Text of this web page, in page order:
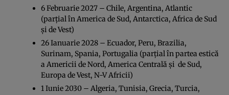
6 Februarie 2027 – Chile, Argentina, Atlantic
(parţial în America de Sud, Antarctica, Africa de Sud
şi de Vest)
26 Ianuarie 2028 – Ecuador, Peru, Brazilia,
Surinam, Spania, Portugalia (parţial în partea estică
a Americii de Nord, America Centrală şi de Sud,
Europa de Vest, N-V Africii)
1 Iunie 2030 – Algeria, Tunisia, Grecia, Turcia,